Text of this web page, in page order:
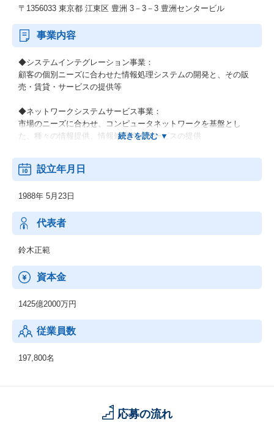
〒1356033 東京都 江東区 豊洲 3－3－3 豊洲センタービル
事業内容
◆システムインテグレーション事業：
顧客の個別ニーズに合わせた情報処理システムの開発と、その販
売・賃貸・サービスの提供等
◆ネットワークシステムサービス事業：
市場のニーズに合わせ、コンピュータネットワークを基盤とし
た、種々の情報提供、情報処理等のサービスの提供
◆その他の事業：
顧客の経営上の問題点に係わる調査・分析、情報処理システムの
設立年月日
1988年 5月23日
代表者
鈴木正範
資本金
1425億2000万円
従業員数
197,800名
応募の流れ